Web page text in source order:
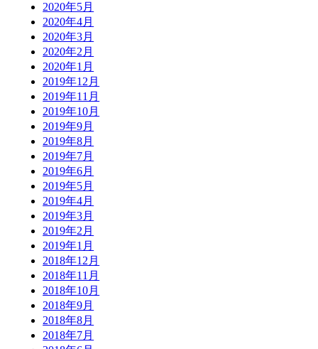
2020年5月
2020年4月
2020年3月
2020年2月
2020年1月
2019年12月
2019年11月
2019年10月
2019年9月
2019年8月
2019年7月
2019年6月
2019年5月
2019年4月
2019年3月
2019年2月
2019年1月
2018年12月
2018年11月
2018年10月
2018年9月
2018年8月
2018年7月